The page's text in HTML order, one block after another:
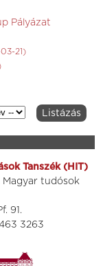
Pályázat
21)
Tanszék (HIT)
Magyar tudósok
91.
3263